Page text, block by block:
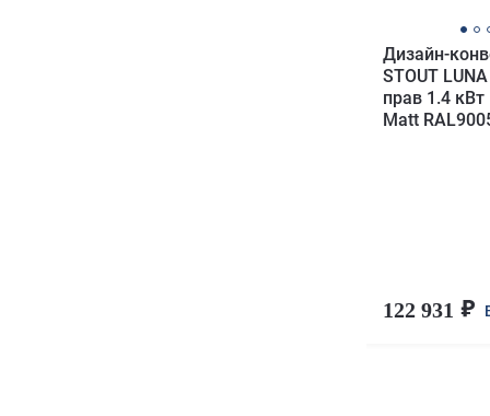
Дизайн-
STOUT
прав 1.4
Matt
122 931